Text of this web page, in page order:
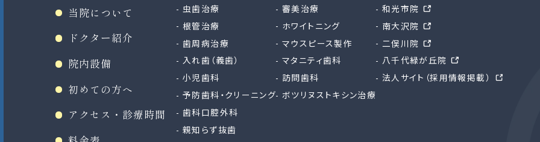
当院について
ドクター紹介
院内設備
初めての方へ
アクセス・診療時間
虫歯治療
根管治療
歯周病治療
入れ歯（義歯）
小児歯科
予防歯科・クリーニング
歯科口腔外科
親知らず抜歯
審美治療
ホワイトニング
マウスピース製作
マタニティ歯科
訪問歯科
ボツリヌストキシン治療
和光市院
南大沢院
二俣川院
八千代緑が丘院
法人サイト（採用情報掲載）